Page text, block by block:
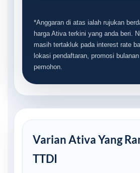
*Anggaran di atas ialah rujukan
harga Ativa terkini yang anda beri.
masih tertakluk pada interest rate
lokasi pendaftaran, promosi bulanan
pemohon.
Varian Ativa Yang
TTDI